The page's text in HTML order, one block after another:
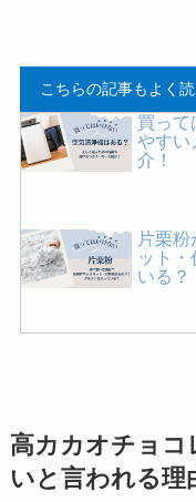
こちらの記事もよく
買って
やすい
介！
片栗
ット・
いる？
買って
失敗
高カカオチョコ
いと言われる理